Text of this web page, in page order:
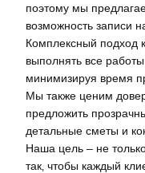
поэтому мы
возможность записи
Комплексный подход
выполнять все работы
минимизируя время
Мы также ценим
предложить
детальные сметы и
Наша цель – не
так‚ чтобы каждый